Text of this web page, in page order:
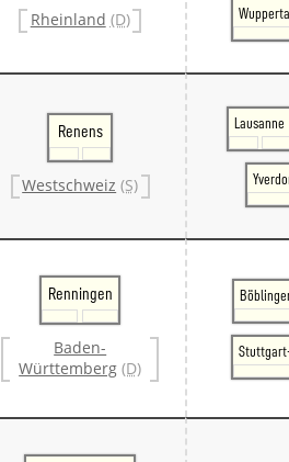
Rheinland (D)
Renens
Westschweiz (S)
Lausanne
Renningen
Baden-
Württemberg (D)